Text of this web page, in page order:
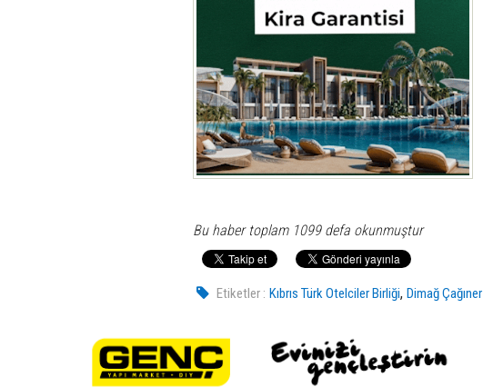
Bu haber toplam 1099 defa okunmuştur
Etiketler : Kıbrıs Türk Otelciler Birliği,Dimağ Çağıner